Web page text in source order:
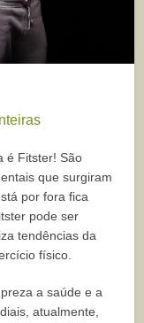
é Fitster! São
que surgiram
por fora fica
pode ser
tendências da
físico.
a saúde e a
atualmente,